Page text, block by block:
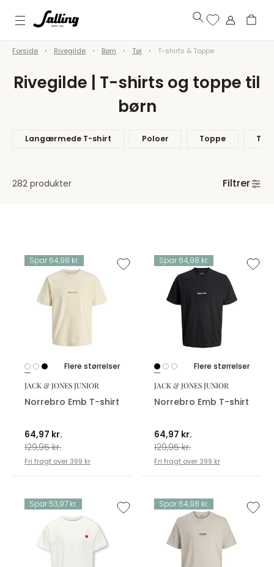
Forside Rivegilde Børn Tøj T-shirts & Toppe
Rivegilde | T-shirts og toppe til
børn
Langærmede T-shirt Poloer Toppe T-
282 produkter Filtrer
Spar 64,98 kr.
Flere størrelser
JACK & JONES JUNIOR
Norrebro Emb T-shirt
64,97 kr.
129,95 kr.
Fri fragt over 399 kr
Spar 64,98 kr.
Flere størrelser
JACK & JONES JUNIOR
Norrebro Emb T-shirt
64,97 kr.
129,95 kr.
Fri fragt over 399 kr
Spar 53,97 kr. Spar 64,98 kr.